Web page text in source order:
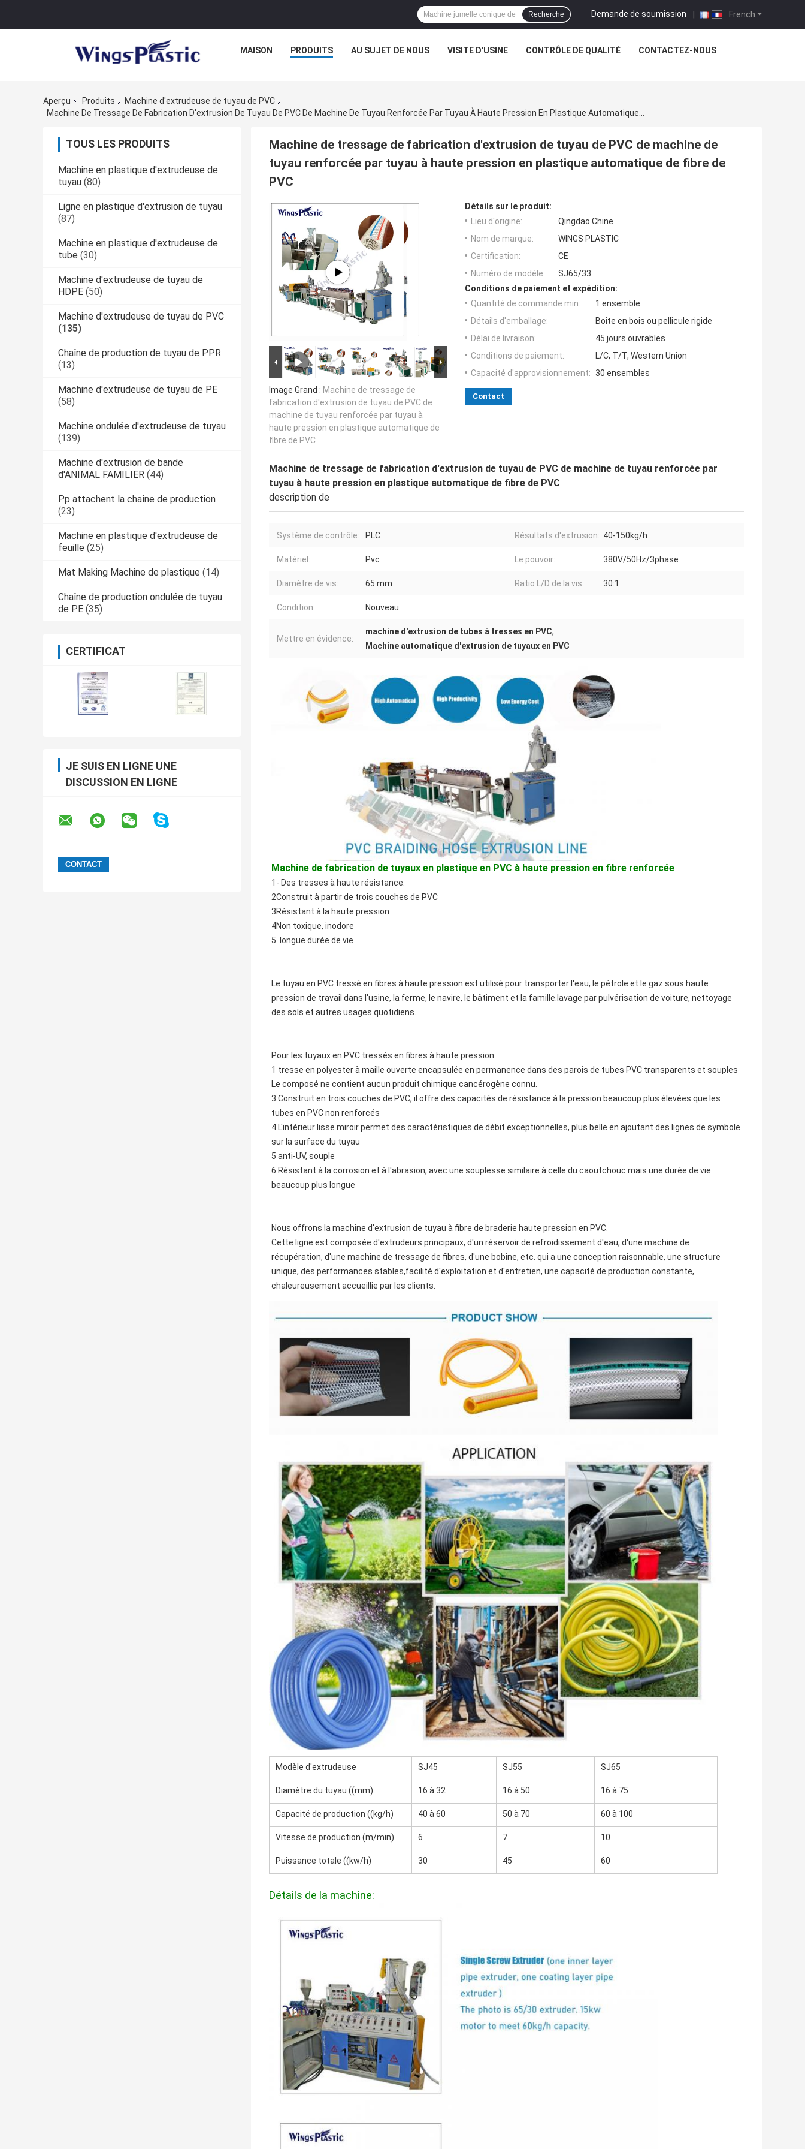
French
Demande de soumission |
Recherche
MAISON PRODUITS AU SUJET DE NOUS VISITE D'USINE CONTRÔLE DE QUALITÉ CONTACTEZ-NOUS
Aperçu Produits
Machine d'extrudeuse de tuyau de PVC
TOUS LES PRODUITS
Machine en plastique d'extrudeuse de
tuyau (80)
Ligne en plastique d'extrusion de tuyau
(87)
Machine en plastique d'extrudeuse de
tube (30)
Machine d'extrudeuse de tuyau de
HDPE (50)
Machine d'extrudeuse de tuyau de PVC
(135)
Chaîne de production de tuyau de PPR
(13)
Machine d'extrudeuse de tuyau de PE
(58)
Machine ondulée d'extrudeuse de tuyau
(139)
Machine d'extrusion de bande
d'ANIMAL FAMILIER (44)
Pp attachent la chaîne de production
(23)
Machine en plastique d'extrudeuse de
feuille (25)
Mat Making Machine de plastique (14)
Chaîne de production ondulée de tuyau
de PE (35)
CERTIFICAT
JE SUIS EN LIGNE UNE
DISCUSSION EN LIGNE
Machine de tressage de fabrication d'extrusion de tuyau de PVC de machine de
tuyau renforcée par tuyau à haute pression en plastique automatique de fibre de
PVC
Image Grand : Machine de tressage de
fabrication d'extrusion de tuyau de PVC de
machine de tuyau renforcée par tuyau à
haute pression en plastique automatique de
fibre de PVC
Détails sur le produit:
Lieu d'origine:
Qingdao Chine
Nom de marque:
WINGS PLASTIC
Certification:
CE
Numéro de modèle:
SJ65/33
Conditions de paiement et expédition:
Quantité de commande min:
1 ensemble
Détails d'emballage:
Boîte en bois ou pellicule rigide
Délai de livraison:
45 jours ouvrables
Conditions de paiement:
L/C, T/T, Western Union
Capacité d'approvisionnement: 30 ensembles
Contact
Machine de tressage de fabrication d'extrusion de tuyau de PVC de machine de tuyau renforcée par
tuyau à haute pression en plastique automatique de fibre de PVC
description de
Système de contrôle: PLC Résultats d'extrusion: 40-150kg/h
Matériel: Pvc Le pouvoir: 380V/50Hz/3phase
Diamètre de vis: 65 mm Ratio L/D de la vis: 30:1
Condition: Nouveau
Mettre en évidence:
machine d'extrusion de tubes à tresses en PVC,
Machine automatique d'extrusion de tuyaux en PVC
Machine de fabrication de tuyaux en plastique en PVC à haute pression en fibre renforcée
1- Des tresses à haute résistance.
2Construit à partir de trois couches de PVC
3Résistant à la haute pression
4Non toxique, inodore
5. longue durée de vie
Le tuyau en PVC tressé en fibres à haute pression est utilisé pour transporter l'eau, le pétrole et le gaz sous haute
pression de travail dans l'usine, la ferme, le navire, le bâtiment et la famille.lavage par pulvérisation de voiture, nettoyage
des sols et autres usages quotidiens.
Pour les tuyaux en PVC tressés en fibres à haute pression:
1 tresse en polyester à maille ouverte encapsulée en permanence dans des parois de tubes PVC transparents et souples
Le composé ne contient aucun produit chimique cancérogène connu.
3 Construit en trois couches de PVC, il offre des capacités de résistance à la pression beaucoup plus élevées que les
tubes en PVC non renforcés
4 L'intérieur lisse miroir permet des caractéristiques de débit exceptionnelles, plus belle en ajoutant des lignes de symbole
sur la surface du tuyau
5 anti-UV, souple
6 Résistant à la corrosion et à l'abrasion, avec une souplesse similaire à celle du caoutchouc mais une durée de vie
beaucoup plus longue
Nous offrons la machine d'extrusion de tuyau à fibre de braderie haute pression en PVC.
Cette ligne est composée d'extrudeurs principaux, d'un réservoir de refroidissement d'eau, d'une machine de
récupération, d'une machine de tressage de fibres, d'une bobine, etc. qui a une conception raisonnable, une structure
unique, des performances stables,facilité d'exploitation et d'entretien, une capacité de production constante,
chaleureusement accueillie par les clients.
Modèle d'extrudeuse SJ45 SJ55 SJ65
Diamètre du tuyau ((mm) 16 à 32 16 à 50 16 à 75
Capacité de production ((kg/h) 40 à 60 50 à 70 60 à 100
Vitesse de production (m/min) 6 7 10
Puissance totale ((kw/h) 30 45 60
Détails de la machine: